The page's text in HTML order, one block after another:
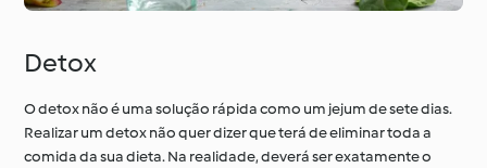
Detox
O detox não é uma solução rápida como um jejum de sete dias.
Realizar um detox não quer dizer que terá de eliminar toda a
comida da sua dieta. Na realidade, deverá ser exatamente o